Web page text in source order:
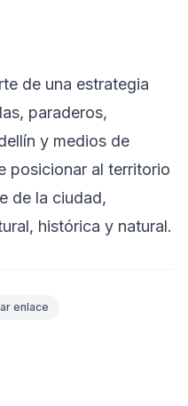
de una estrategia
paraderos,
y medios de
posicionar al territorio
de la ciudad,
histórica y natural.
enlace